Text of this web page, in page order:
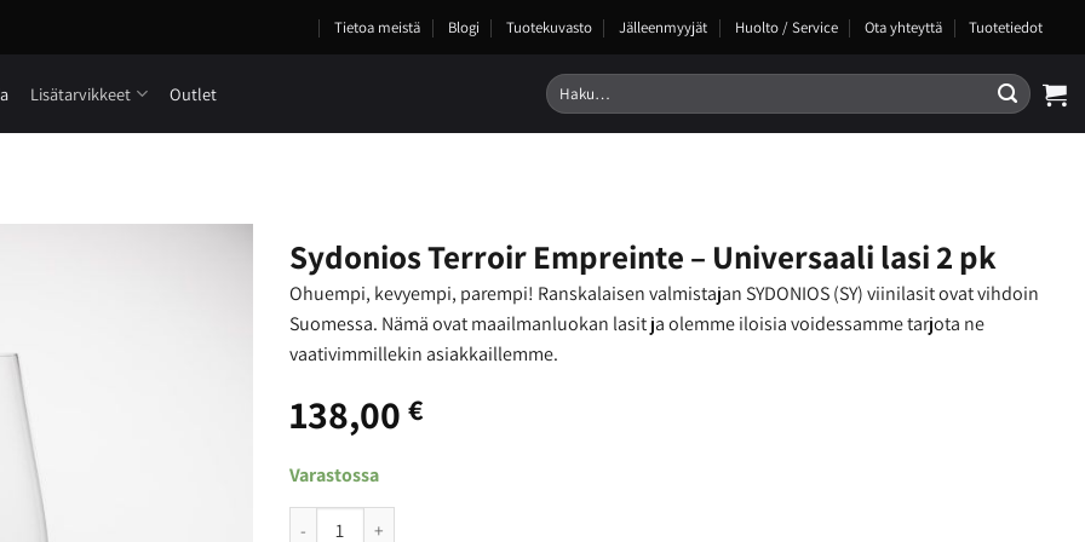
Tietoa meistä Blogi Tuotekuvasto Jälleenmyyjät Huolto / Service Ota yhteyttä Tuotetiedot
Lisätarvikkeet Outlet Etsi:
Sydonios Terroir Empreinte – Universaali lasi 2 pk
Ohuempi, kevyempi, parempi! Ranskalaisen valmistajan SYDONIOS (SY) viinilasit ovat vihdoin
Suomessa. Nämä ovat maailmanluokan lasit ja olemme iloisia voidessamme tarjota ne
vaativimmillekin asiakkaillemme.
138,00 €
Varastossa
Sydonios Terroir Empreinte - Universaali lasi 2 pk määrä